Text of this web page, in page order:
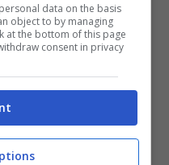
data on the basis
object to by managing
at the bottom of this page
consent in privacy